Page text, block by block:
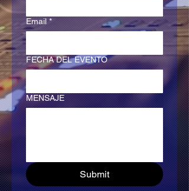
Email *
FECHA DEL EVENTO
MENSAJE
Submit